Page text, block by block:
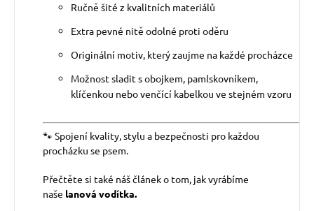
Ručně šité z kvalitních materiálů
Extra pevné nitě odolné proti oděru
Originální motiv, který zaujme na každé procházce
Možnost sladit s obojkem, pamlskovníkem,
klíčenkou nebo venčící kabelkou ve stejném vzoru
🐾 Spojení kvality, stylu a bezpečnosti pro každou
procházku se psem.
Přečtěte si také náš článek o tom, jak vyrábíme
naše lanová vodítka.